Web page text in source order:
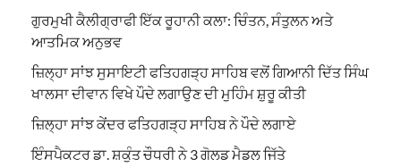
ਗੁਰਮੁਖੀ ਕੈਲੀਗ੍ਰਾਫੀ ਇੱਕ ਰੂਹਾਨੀ ਕਲਾ: ਚਿੰਤਨ, ਸੰਤੁਲਨ ਅਤੇ
ਆਤਮਿਕ ਅਨੁਭਵ
ਜ਼ਿਲ੍ਹਾ ਸਾਂਝ ਸੁਸਾਇਟੀ ਫਤਿਹਗੜ੍ਹ ਸਾਹਿਬ ਵਲੋਂ ਗਿਆਨੀ ਦਿੱਤ ਸਿੰਘ
ਖਾਲਸਾ ਦੀਵਾਨ ਵਿਖੇ ਪੌਦੇ ਲਗਾਉਣ ਦੀ ਮੁਹਿੰਮ ਸ਼ੁਰੂ ਕੀਤੀ
ਜ਼ਿਲ੍ਹਾ ਸਾਂਝ ਕੇਂਦਰ ਫਤਿਹਗੜ੍ਹ ਸਾਹਿਬ ਨੇ ਪੌਦੇ ਲਗਾਏ
ਇੰਸਪੈਕਟਰ ਡਾ. ਸ਼ਕੁੰਤ ਚੌਧਰੀ ਨੇ 3 ਗੋਲਡ ਮੈਡਲ ਜਿੱਤੇ